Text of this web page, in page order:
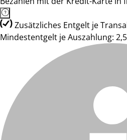
Zusätzliches Entgelt je
Mindestentgelt je Auszahlung: